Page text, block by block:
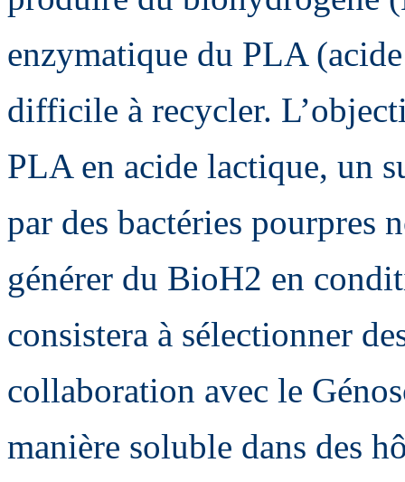
enzymatique du PLA
difficile à recycler.
PLA en acide lactique, un
par des bactéries pourpres
générer du BioH2 en
consistera à sélectionner
collaboration avec le
manière soluble dans des